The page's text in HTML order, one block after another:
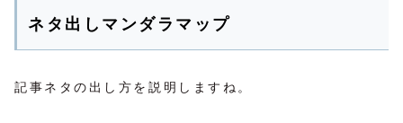
ネタ出しマンダラマップ
記事ネタの出し方を説明しますね。